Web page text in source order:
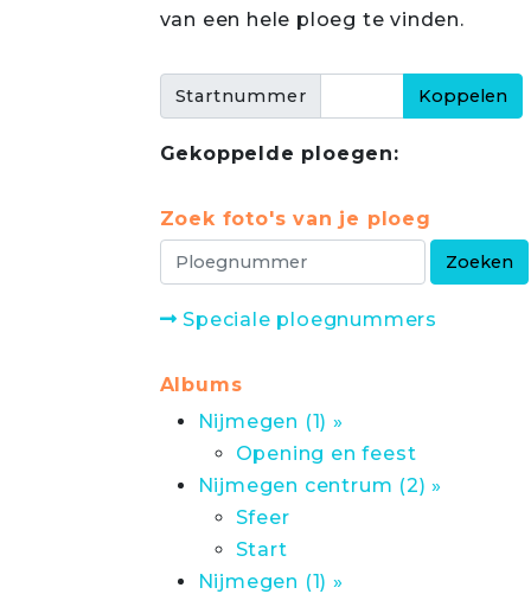
van een hele ploeg te vinden.
Startnummer
Gekoppelde ploegen:
Zoek foto's van je ploeg
Speciale ploegnummers
Albums
Nijmegen (1) »
Opening en feest
Nijmegen centrum (2) »
Sfeer
Start
Nijmegen (1) »